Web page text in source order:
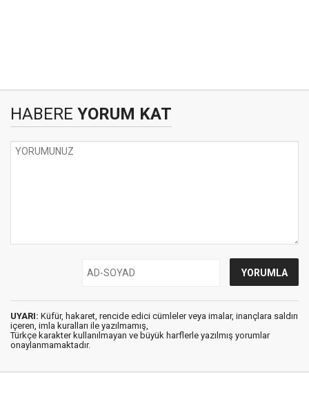
HABERE YORUM KAT
UYARI: Küfür, hakaret, rencide edici cümleler veya imalar, inançlara saldırı
içeren, imla kuralları ile yazılmamış,
Türkçe karakter kullanılmayan ve büyük harflerle yazılmış yorumlar
onaylanmamaktadır.